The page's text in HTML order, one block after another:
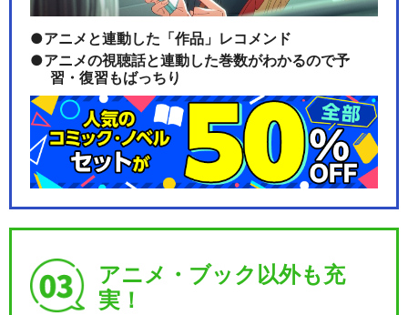
アニメと連動した「作品」レコメンド
アニメの視聴話と連動した巻数がわかるので予
習・復習もばっちり
アニメ・ブック以外も充
実！